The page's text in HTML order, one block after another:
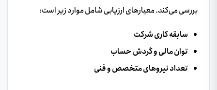
بررسی می‌کند. معیارهای ارزیابی شامل موارد زیر است:
سابقه کاری شرکت
توان مالی و گردش حساب
تعداد نیروهای متخصص و فنی